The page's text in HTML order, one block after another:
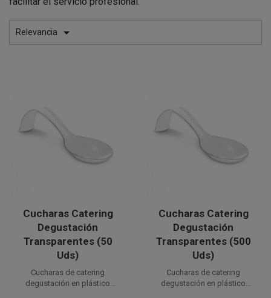
Relevancia 
Cucharas Catering
Degustación
Transparentes (50
Uds)
Cucharas de catering
degustación en plástico
Cucharas Catering
Degustación
Transparentes (500
Uds)
Cucharas de catering
degustación en plástico